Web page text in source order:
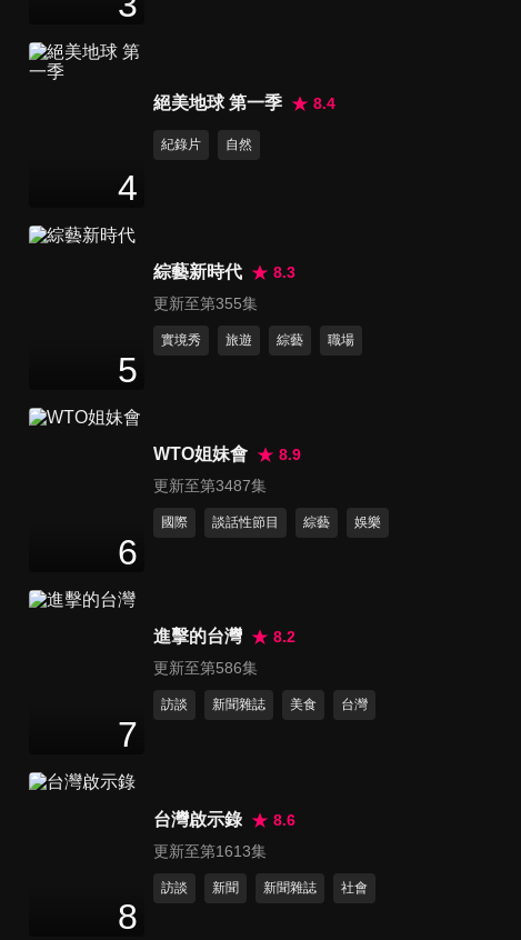
4
絕美地球 第一季 8.4
紀錄片 自然
5
綜藝新時代
8.3
更新至第355集
實境秀 旅遊 綜藝 職場
6
WTO姐妹會
8.9
更新至第3487集
國際 談話性節目 綜藝 娛樂
7
進擊的台灣
8.2
更新至第586集
訪談 新聞雜誌 美食 台灣
8
台灣啟示錄
8.6
更新至第1613集
訪談 新聞 新聞雜誌 社會